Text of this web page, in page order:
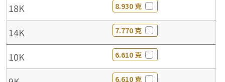
18K 8.930 克
14K 7.770 克
10K 6.610 克
6.610 克